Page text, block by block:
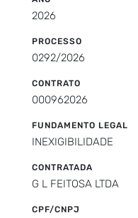
2026
PROCESSO
0292/2026
CONTRATO
000962026
FUNDAMENTO LEGAL
INEXIGIBILIDADE
CONTRATADA
G L FEITOSA LTDA
CPF/CNPJ